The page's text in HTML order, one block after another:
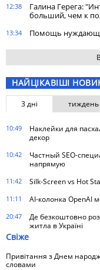
12:38
Галина Герега:
больший, чем к
13:34 Помощь
НАЙЦІКАВІШІ
3 дні тиждень
10:49
Наклейки для
декор
10:42
Частный SEO-
напрямую
11:42 Silk-Screen vs Hot
11:11 AI-колонка OpenAI
20:47
Де безкоштовно
житла в Україні
Свіже
Привітання з Днем
словами